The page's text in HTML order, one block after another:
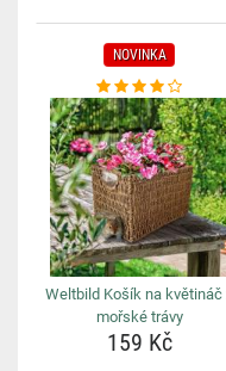
NOVINKA
Weltbild Košík na květináč
mořské trávy
159 Kč